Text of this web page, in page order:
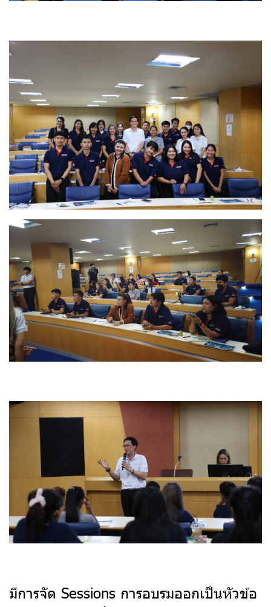
มีการจัด Sessions การอบรมออกเป็นหัวข้อ